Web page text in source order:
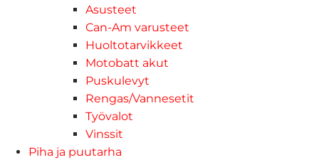
Asusteet
Can-Am varusteet
Huoltotarvikkeet
Motobatt akut
Puskulevyt
Rengas/Vannesetit
Työvalot
Vinssit
Piha ja puutarha